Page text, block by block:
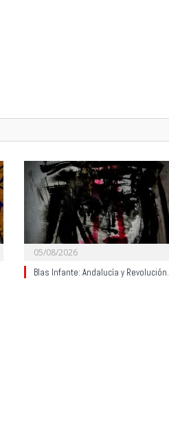
05/08/2026
Blas Infante: Andalucía y Revolución.